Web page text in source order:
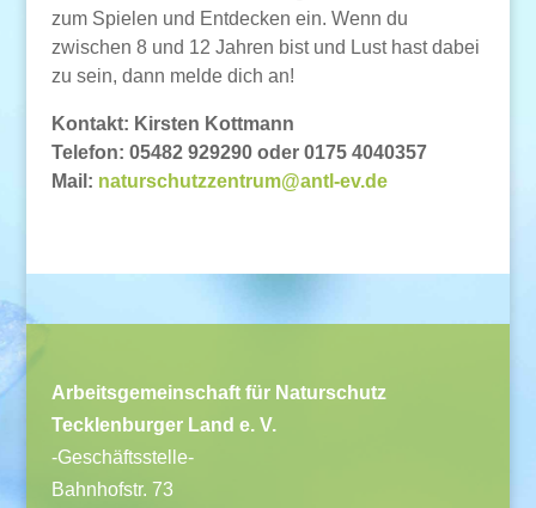
zum Spielen und Entdecken ein. Wenn du
zwischen 8 und 12 Jahren bist und Lust hast dabei
zu sein, dann melde dich an!
Kontakt: Kirsten Kottmann
Telefon: 05482 929290 oder 0175 4040357
Mail: naturschutzzentrum@antl-ev.de
Arbeitsgemeinschaft für Naturschutz
Tecklenburger Land e. V.
-Geschäftsstelle-
Bahnhofstr. 73